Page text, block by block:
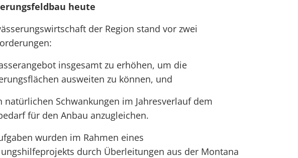
heute
der Region stand vor zwei
insgesamt zu erhöhen, um die
ausweiten zu können, und
natürlichen Schwankungen im Jahresverlauf dem
für den Anbau anzugleichen.
wurden im Rahmen eines
durch Überleitungen aus der Montana